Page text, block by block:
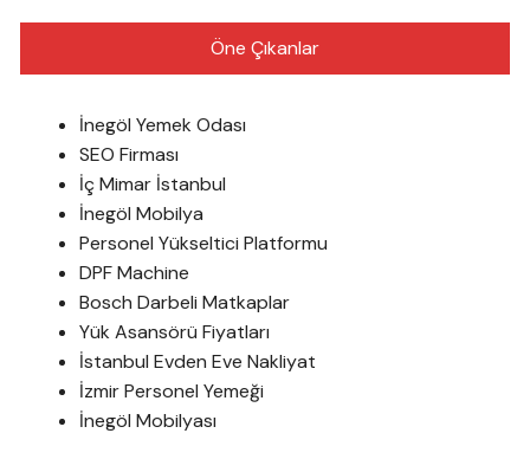
Öne Çıkanlar
İnegöl Yemek Odası
SEO Firması
İç Mimar İstanbul
İnegöl Mobilya
Personel Yükseltici Platformu
DPF Machine
Bosch Darbeli Matkaplar
Yük Asansörü Fiyatları
İstanbul Evden Eve Nakliyat
İzmir Personel Yemeği
İnegöl Mobilyası